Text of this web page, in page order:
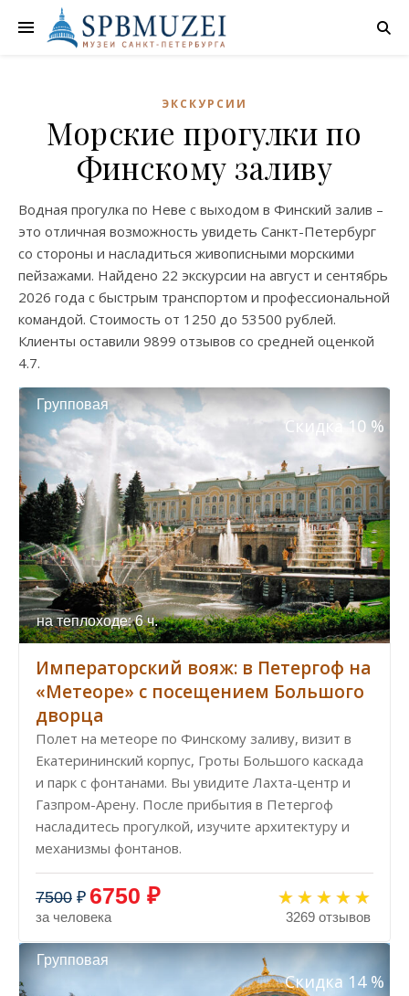
ЭКСКУРСИИ
Морские прогулки по
Финскому заливу
Водная прогулка по Неве с выходом в Финский залив –
это отличная возможность увидеть Санкт-Петербург
со стороны и насладиться живописными морскими
пейзажами. Найдено 22 экскурсии на август и сентябрь
2026 года с быстрым транспортом и профессиональной
командой. Стоимость от 1250 до 53500 рублей.
Клиенты оставили 9899 отзывов со средней оценкой
4.7.
Групповая
на теплоходе: 6 ч.
Скидка 10 %
Императорский вояж: в Петергоф на
«Метеоре» с посещением Большого
дворца
Полет на метеоре по Финскому заливу, визит в
Екатерининский корпус, Гроты Большого каскада
и парк с фонтанами. Вы увидите Лахта-центр и
Газпром-Арену. После прибытия в Петергоф
насладитесь прогулкой, изучите архитектуру и
механизмы фонтанов.
7500 ₽ 6750 ₽
за человека 3269 отзывов
Групповая
Скидка 14 %